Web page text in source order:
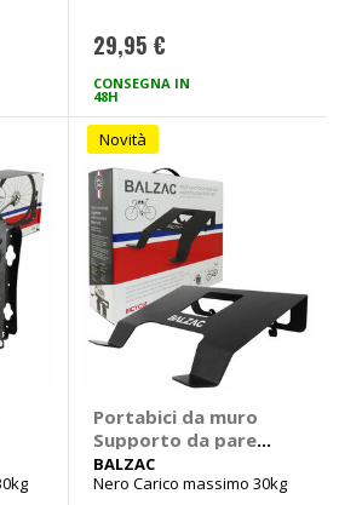
29,95 €
CONSEGNA IN
48H
Novità
Portabici da muro
Supporto da parete
con porta accessori
- BALZAC
BALZAC
Nero Carico massimo 30kg